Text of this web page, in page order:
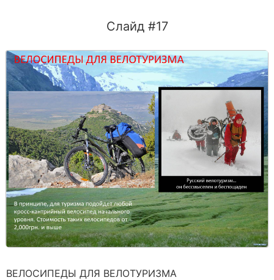
Слайд #17
ВЕЛОСИПЕДЫ ДЛЯ ВЕЛОТУРИЗМА